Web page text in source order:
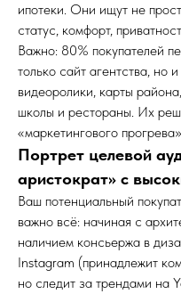
ипотеки. Они ищут не
статус, комфорт,
Важно: 80% покупателей
только сайт агентства, но
видеоролики, карты
школы и рестораны. Их
«маркетингового
Портрет целевой
аристократ» с
Ваш потенциальный
важно всё: начиная с
наличием консьержа в
Instagram (принадлежит
но следит за трендами на